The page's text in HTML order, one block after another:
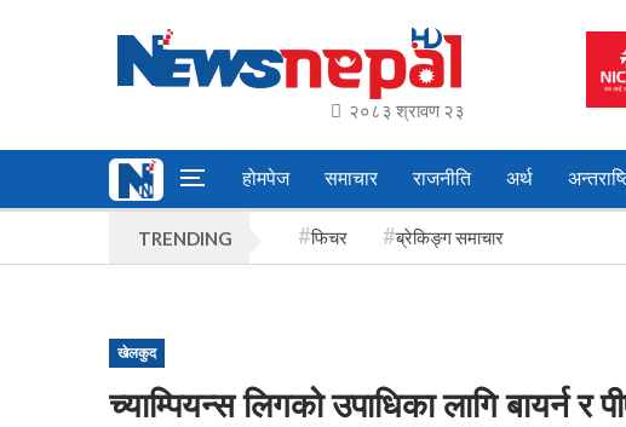
२०८३ श्रावण २३
होमपेज समाचार राजनीति अर्थ
TRENDING फिचर ब्रेकिङ्ग समाचार
खेलकुद
च्याम्पियन्स लिगको उपाधिका लागि बायर्न र